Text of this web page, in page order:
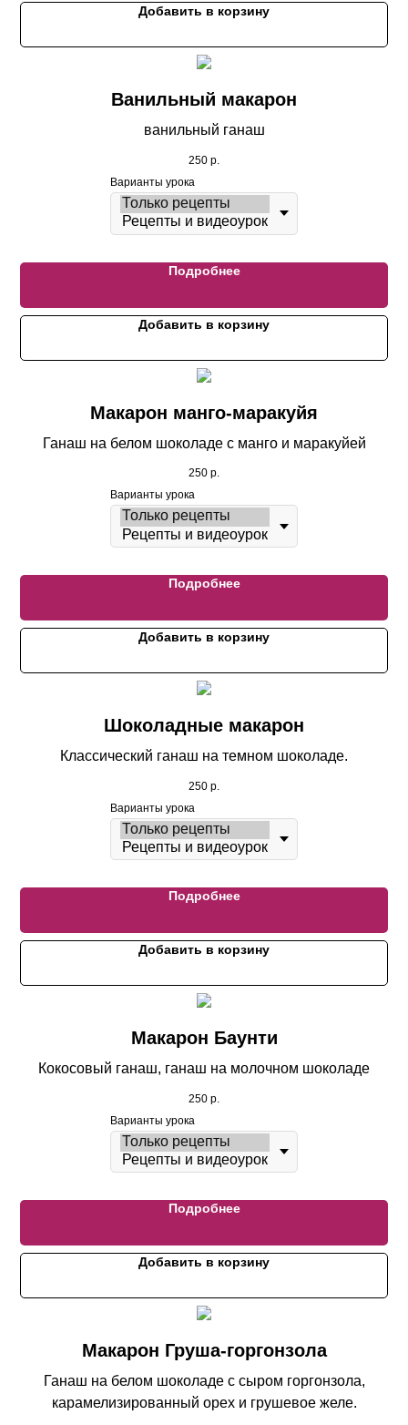
Добавить в корзину
Ванильный макарон
ванильный ганаш
250 р.
Варианты урока
Подробнее
Добавить в корзину
Макарон манго-маракуйя
Ганаш на белом шоколаде с манго и маракуйей
250 р.
Варианты урока
Подробнее
Добавить в корзину
Шоколадные макарон
Классический ганаш на темном шоколаде.
250 р.
Варианты урока
Подробнее
Добавить в корзину
Макарон Баунти
Кокосовый ганаш, ганаш на молочном шоколаде
250 р.
Варианты урока
Подробнее
Добавить в корзину
Макарон Груша-горгонзола
Ганаш на белом шоколаде с сыром горгонзола,
карамелизированный орех и грушевое желе.